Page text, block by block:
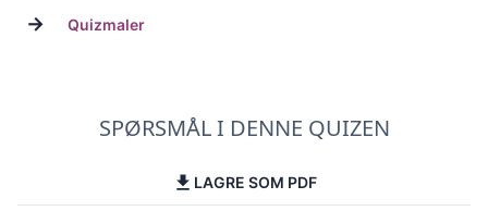
→ Quizmaler
SPØRSMÅL I DENNE QUIZEN
LAGRE SOM PDF